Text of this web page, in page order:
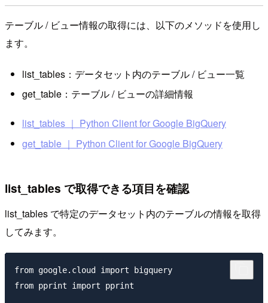
テーブル / ビュー情報の取得には、以下のメソッドを使用し
ます。
list_tables：データセット内のテーブル / ビュー一覧
get_table：テーブル / ビューの詳細情報
list_tables ｜ Python Client for Google BigQuery
get_table ｜ Python Client for Google BigQuery
list_tables で取得できる項目を確認
list_tables で特定のデータセット内のテーブルの情報を取得
してみます。
from google.cloud import bigquery
from pprint import pprint